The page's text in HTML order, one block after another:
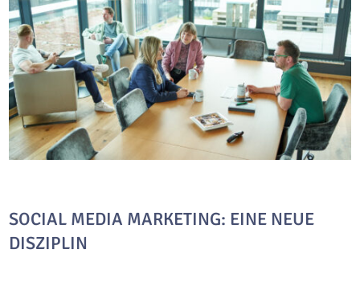
SOCIAL MEDIA MARKETING: EINE NEUE
DISZIPLIN